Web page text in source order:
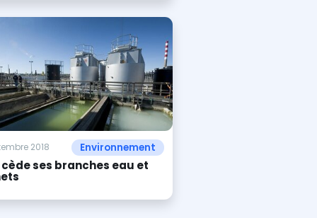
2018 Environnement
cède ses branches eau et